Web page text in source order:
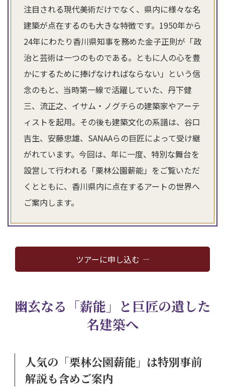
注目される現代美術だけでなく、県内に様々な名
建築が点在するのも大きな特徴です。1950年から
24年にわたり香川県知事を務めた金子正則が「政
治と芸術は一つのものである。ともに人の心を豊
かにするために捧げなければならない」という信
念のもと、当時第一線で活躍していた、丹下健
三、流正之、イサム・ノグチらの建築家やアーテ
ィストを起用。その後も建築文化の系譜は、谷口
吉生、安藤忠雄、SANAAらの巨匠によって受け継
がれています。今回は、年に一度、特別な舞台を
設営して行われる「栗林公園薪能」をご覧いただ
くとともに、香川県内に点在するアートの世界へ
ご案内します。
ツアーに申し込む
幽玄なる「薪能」と巨匠の遺した
名建築へ
人気の「栗林公園薪能」は特別事前
解説も含めご案内